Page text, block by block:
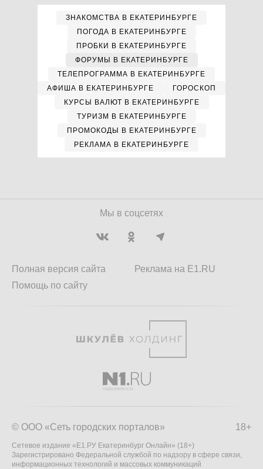
ЗНАКОМСТВА В ЕКАТЕРИНБУРГЕ
ПОГОДА В ЕКАТЕРИНБУРГЕ
ПРОБКИ В ЕКАТЕРИНБУРГЕ
ФОРУМЫ В ЕКАТЕРИНБУРГЕ
ТЕЛЕПРОГРАММА В ЕКАТЕРИНБУРГЕ
АФИША В ЕКАТЕРИНБУРГЕ
ГОРОСКОП
КУРСЫ ВАЛЮТ В ЕКАТЕРИНБУРГЕ
ТУРИЗМ В ЕКАТЕРИНБУРГЕ
ПРОМОКОДЫ В ЕКАТЕРИНБУРГЕ
РЕКЛАМА В ЕКАТЕРИНБУРГЕ
Мы в соцсетях
Полная версия сайта
Помощь по сайту
Реклама на E1.RU
18+
© ООО «Сеть городских порталов»
Сетевое издание «Е1.РУ Екатеринбург Онлайн» (18+)
Зарегистрировано Федеральной службой по надзору в сфере связи,
информационных технологий и массовых коммуникаций